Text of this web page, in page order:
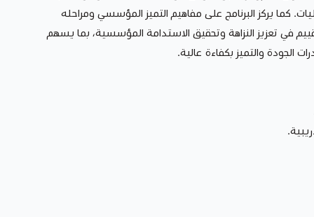
كما يركز البرنامج على مفاهيم التميز المؤسسي ومراحله
في تعزيز النزاهة وتحقيق الاستدامة المؤسسية، بما يسهم
الجودة والتميز بكفاءة عالية.